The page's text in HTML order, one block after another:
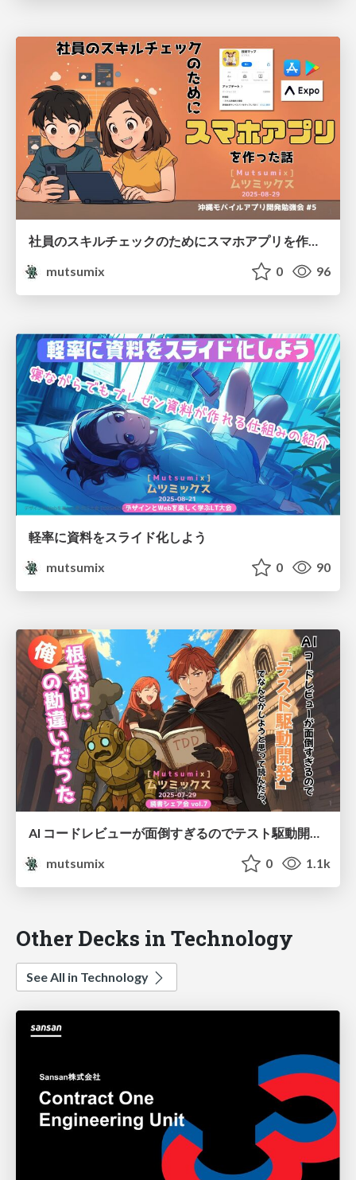
mutsumix
0 96
軽率に資料をスライド化しよう
mutsumix
0 90
AI コードレビューが面倒すぎるのでテスト駆動開発で解決しようとして読んだら、根本的に俺の勘違いだった
mutsumix
0 1.1k
Other Decks in Technology
See All in Technology